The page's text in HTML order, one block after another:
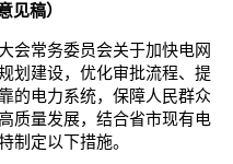
见稿）
会常务委员会关于加快电网
划建设，优化审批流程、提
的电力系统，保障人民群众
质量发展，结合省市现有电
制定以下措施。